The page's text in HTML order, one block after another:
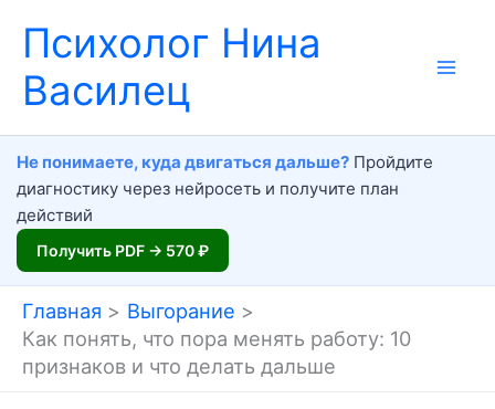
содержимому
Психолог Нина
Василец
Не понимаете, куда двигаться дальше? Пройдите
диагностику через нейросеть и получите план
действий
Получить PDF → 570 ₽
Главная
Выгорание
Как понять, что пора менять работу: 10
признаков и что делать дальше